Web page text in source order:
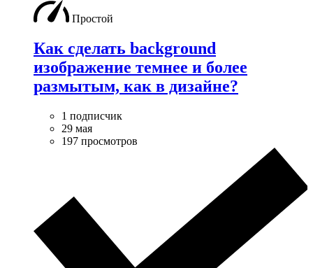
Простой
Как сделать background
изображение темнее и более
размытым, как в дизайне?
1 подписчик
29 мая
197 просмотров